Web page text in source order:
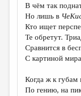
В чём так
Но лишь в
Кто ищет
Те обретут.
Сравнится в
С картиной
Когда ж к губам
По гению, на